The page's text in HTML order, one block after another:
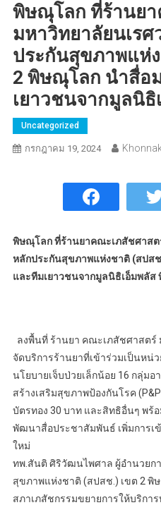
พิษณุโลก ที่ร้านย
มหาวิทยาลัยนเร
ประกันสุขภาพแห่
2 พิษณุโลก นำสื่อ
เยาวชนจากมูลนิธิ
Uncategorized
กรกฎาคม 19, 2024
พิษณุโลก ที่ร้านยาคณะเภสัชศาสต
หลักประกันสุขภาพแห่งชาติ (สปส
และทีมเยาวชนจากมูลนิธิเอ็มพลัส
ลงพื้นที่ ร้านยา คณะเภสัชศาสตร์
จัดบริการร้านยาที่เข้าร่วมเป็นหน่
นโยบายเจ็บป่วยเล็กน้อย 16 กลุ่มอ
สร้างเสริมสุขภาพป้องกันโรค
บัตรทอง 30 บาท และสิทธิอื่นๆ พร้
พัฒนาสื่อประชาสัมพันธ์ เพิ่มการเ
ใหม่
ทพ.สันติ ศิริวัฒนไพศาล ผู้อำนวยก
สุขภาพแห่งชาติ (สปสช.) เขต 2 พิ
สภาเภสัชกรรมขยายการให้บริกา